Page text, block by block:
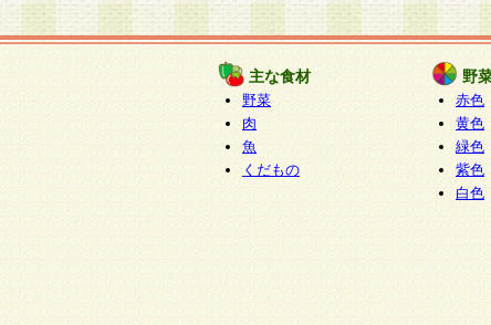
主な食材
野菜
肉
魚
くだもの
野
赤色
黄色
緑色
紫色
白色